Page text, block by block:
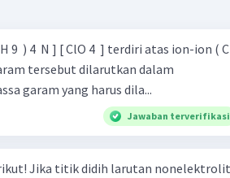
9 ​ ) 4 ​ N ] [ ClO 4 ​ ] terdiri atas ion-ion ( C
tersebut dilarutkan dalam
garam yang harus dila...
Jawaban terverifikasi